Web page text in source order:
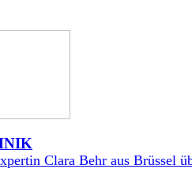
Clara Behr aus Brüssel